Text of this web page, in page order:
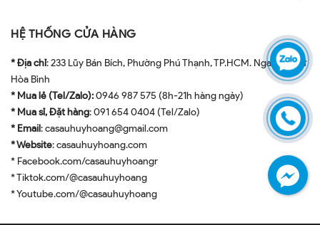
HỆ THỐNG CỬA HÀNG
* Địa chỉ: 233 Lũy Bán Bích, Phường Phú Thạnh, TP.HCM. Ngay ngã tư
Hòa Bình
* Mua lẻ (Tel/Zalo):0946 987 575 (8h-21h hàng ngày)
* Mua sỉ, Đặt hàng: 091 654 0404 (Tel/Zalo)
* Email: casauhuyhoang@gmail.com
* Website: casauhuyhoang.com
* Facebook.com/casauhuyhoangr
* Tiktok.com/@casauhuyhoang
* Youtube.com/@casauhuyhoang